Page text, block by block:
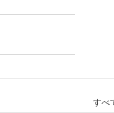
すべ